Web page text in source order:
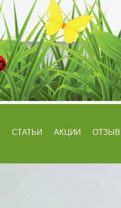
СТАТЬИ АКЦИИ